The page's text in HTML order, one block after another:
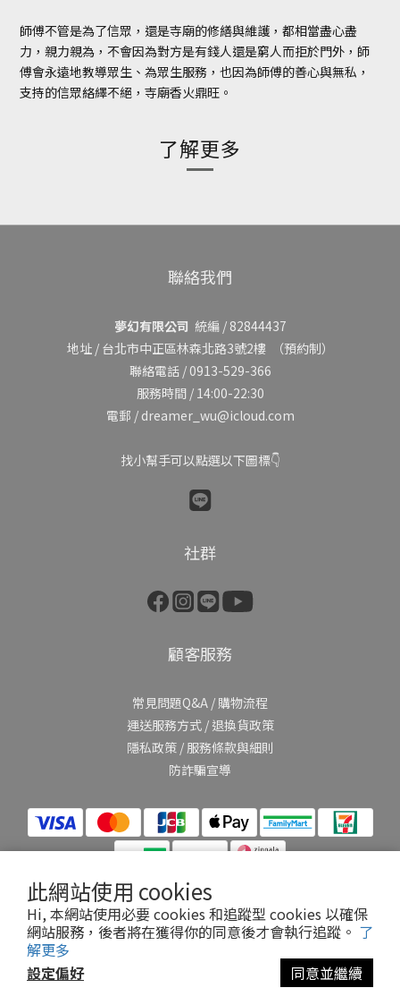
此網站使用 cookies
Hi, 本網站使用必要 cookies 和追蹤型 cookies 以確保
網站服務，後者將在獲得你的同意後才會執行追蹤。 了
解更多
設定偏好
同意並繼續
師傅不管是為了信眾，還是寺廟的修繕與維護，都相當盡心盡
力，親力親為，不會因為對方是有錢人還是窮人而拒於門外，師
傅會永遠地教導眾生、為眾生服務，也因為師傅的善心與無私，
支持的信眾絡繹不絕，寺廟香火鼎旺。
了解更多
聯絡我們
夢幻有限公司 統編 / 82844437
地址 / 台北市中正區林森北路3號2樓（預約制）
聯絡電話 / 0913-529-366
服務時間 / 14:00-22:30
電郵 / dreamer_wu@icloud.com
找小幫手可以點選以下圖標👇
社群
顧客服務
常見問題Q&A / 購物流程
運送服務方式/ 退換貨政策
隱私政策/ 服務條款與細則
防詐騙宣導
提醒您，我們不會以電話或簡訊方式通知變更付款方式。